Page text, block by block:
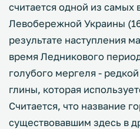
считается одной из самых
Левобережной Украины
результате наступления
время Ледникового
голубого мергеля -
глины, которая
Считается, что название
существовавшим здесь в